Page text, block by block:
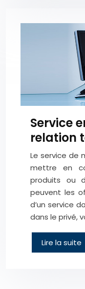
Service
relation
Le service de
mettre en
produits ou
peuvent les
d’un service
dans le privé,
Lire la suite